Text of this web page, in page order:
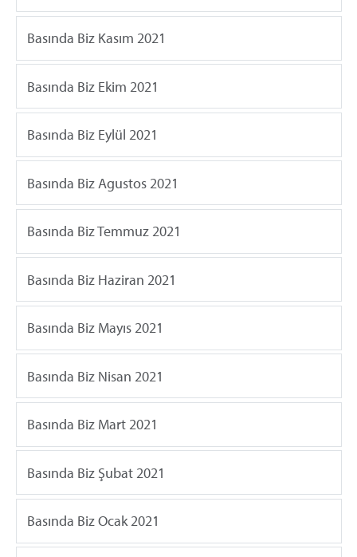
Basında Biz Kasım 2021
Basında Biz Ekim 2021
Basında Biz Eylül 2021
Basında Biz Agustos 2021
Basında Biz Temmuz 2021
Basında Biz Haziran 2021
Basında Biz Mayıs 2021
Basında Biz Nisan 2021
Basında Biz Mart 2021
Basında Biz Şubat 2021
Basında Biz Ocak 2021